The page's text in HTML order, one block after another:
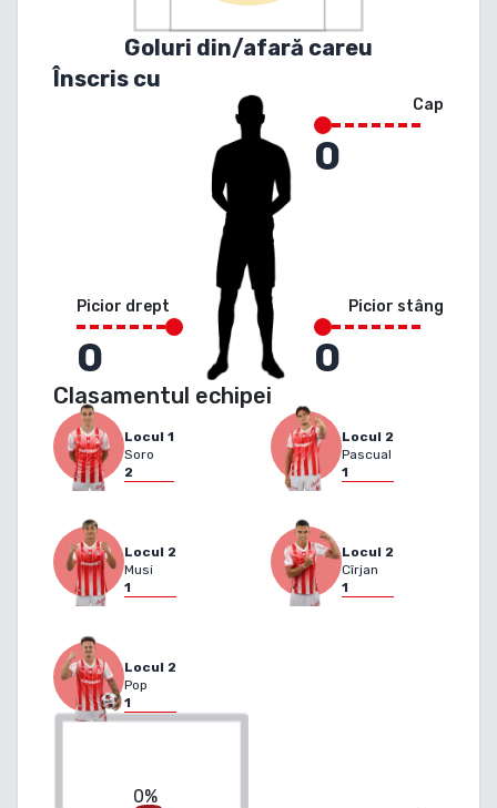
Goluri din/afară careu
Înscris cu
Picior drept
0
Cap
0
Picior stâng
0
Clasamentul echipei
Locul 1
Soro
2
Locul 2
Pascual
1
Locul 2
Musi
1
Locul 2
Cîrjan
1
Locul 2
Pop
1
0%